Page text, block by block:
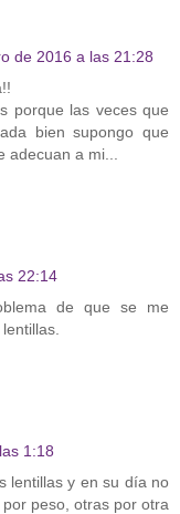
de 2016 a las 21:28
porque las veces que
bien supongo que
a mi...
22:14
de que se me
1:18
lentillas y en su día no
peso, otras por otra